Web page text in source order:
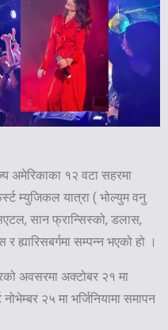
अमेरिकाका १२ वटा सहरमा
म्युजिकल यात्रा ( भोल्युम वनु
सान फ्रान्सिस्को, डलास,
ह्यारिसबर्गमा सम्पन्न भएको हो ।
अवसरमा अक्टोबर २१ मा
२५ मा भर्जिनियामा समापन